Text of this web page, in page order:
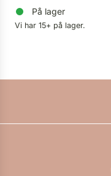
På lager
Vi har 15+ på lager.